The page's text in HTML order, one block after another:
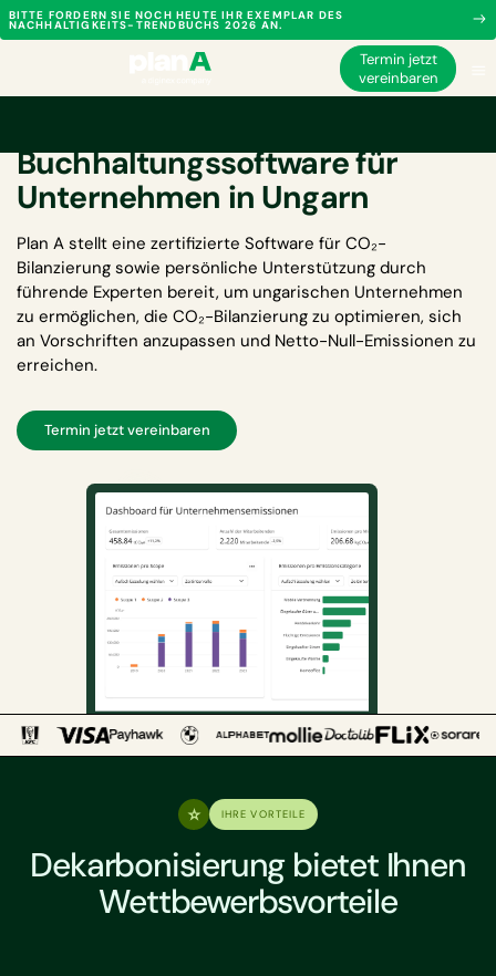
BITTE FORDERN SIE NOCH HEUTE IHR EXEMPLAR DES
NACHHALTIGKEITS-TRENDBUCHS 2026 AN.
Termin jetzt
vereinbaren
Buchhaltungssoftware für
Unternehmen in Ungarn
Plan A stellt eine zertifizierte Software für CO₂-
Bilanzierung sowie persönliche Unterstützung durch
führende Experten bereit, um ungarischen Unternehmen
zu ermöglichen, die CO₂-Bilanzierung zu optimieren, sich
an Vorschriften anzupassen und Netto-Null-Emissionen zu
erreichen.
Termin jetzt vereinbaren
IHRE VORTEILE
Dekarbonisierung bietet Ihnen
Wettbewerbsvorteile